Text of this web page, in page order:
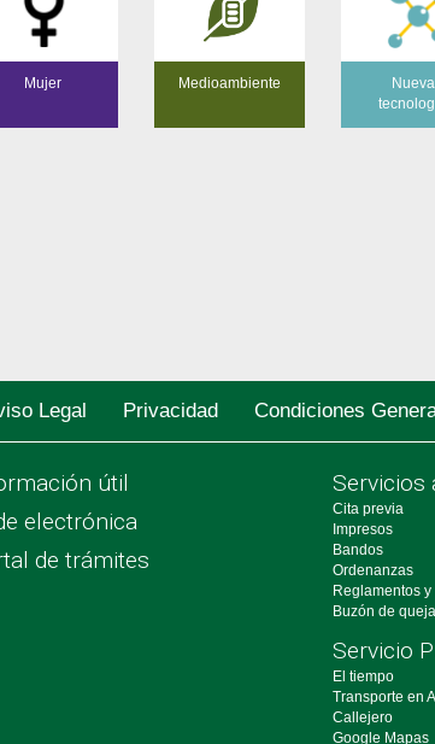
Mujer Medioambiente
Legal Privacidad Condiciones
útil
electrónica
de trámites
Servicios
Cita previa
Impresos
Bandos
Ordenanzas
Reglamentos y
Buzón de
Servicio
El tiempo
Transporte en
Callejero
Google Mapas